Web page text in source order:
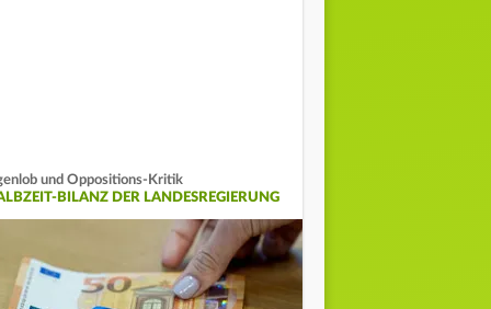
und Oppositions-Kritik
BILANZ DER LANDESREGIERUNG